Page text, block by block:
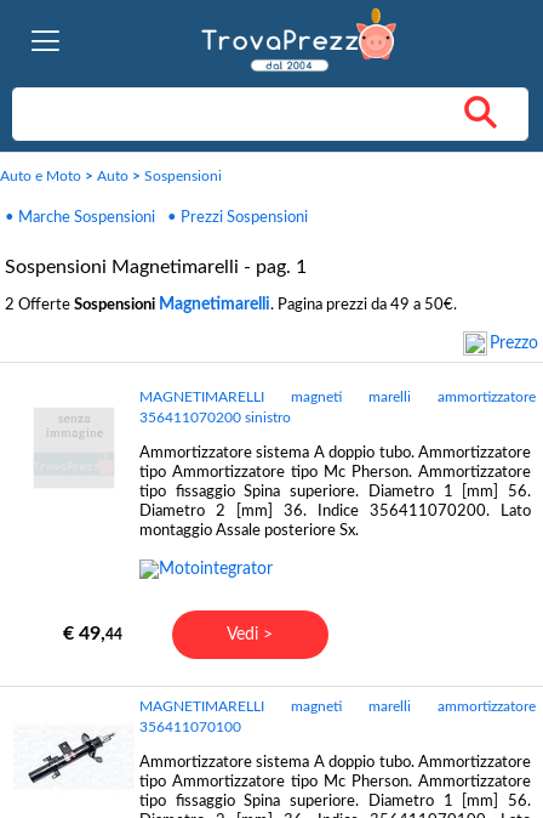
Auto e Moto > Auto > Sospensioni
• Marche Sospensioni • Prezzi Sospensioni
Sospensioni Magnetimarelli - pag. 1
2 Offerte Sospensioni Magnetimarelli. Pagina prezzi da 49 a 50€.
Prezzo
MAGNETIMARELLI magneti marelli ammortizzatore
356411070200 sinistro
Ammortizzatore sistema A doppio tubo. Ammortizzatore
tipo Ammortizzatore tipo Mc Pherson. Ammortizzatore
tipo fissaggio Spina superiore. Diametro 1 [mm] 56.
Diametro 2 [mm] 36. Indice 356411070200. Lato
montaggio Assale posteriore Sx.
€ 49,44 Vedi >
MAGNETIMARELLI magneti marelli ammortizzatore
356411070100
Ammortizzatore sistema A doppio tubo. Ammortizzatore
tipo Ammortizzatore tipo Mc Pherson. Ammortizzatore
tipo fissaggio Spina superiore. Diametro 1 [mm] 56.